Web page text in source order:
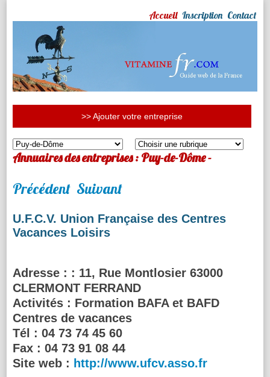
Accueil Inscription Contact
>> Ajouter votre entreprise
Annuaires des entreprises : Puy-de-Dôme -
Précédent Suivant
U.F.C.V. Union Française des Centres
Vacances Loisirs
Adresse : : 11, Rue Montlosier 63000
CLERMONT FERRAND
Activités : Formation BAFA et BAFD
Centres de vacances
Tél : 04 73 74 45 60
Fax : 04 73 91 08 44
Site web : http://www.ufcv.asso.fr